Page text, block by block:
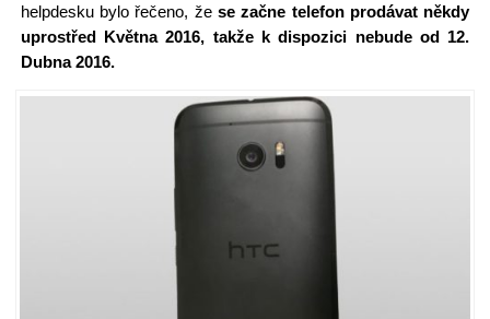
helpdesku bylo řečeno, žese začne telefon prodávat někdy
uprostřed Května 2016, takže k dispozici nebude od 12.
Dubna 2016.